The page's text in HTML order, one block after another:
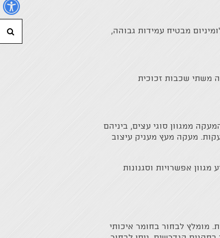
מבטיח עמידות גבוהה,
משתי שכבות זכוכית
ממגוון סוגי עצים, ביניהם
מעקה מעץ מעניק עיצוב
אפשרויות וסגנונות
מומלץ לבחור בחומר איכותי